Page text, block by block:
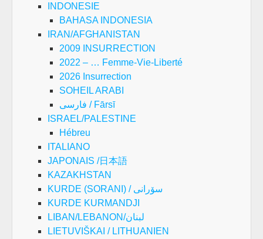
INDONESIE
BAHASA INDONESIA
IRAN/AFGHANISTAN
2009 INSURRECTION
2022 – … Femme-Vie-Liberté
2026 Insurrection
SOHEIL ARABI
فارسی / Fārsī
ISRAEL/PALESTINE
Hébreu
ITALIANO
JAPONAIS /日本語
KAZAKHSTAN
KURDE (SORANI) / سۆرانی
KURDE KURMANDJI
LIBAN/LEBANON/لبنان
LIETUVIŠKAI / LITHUANIEN